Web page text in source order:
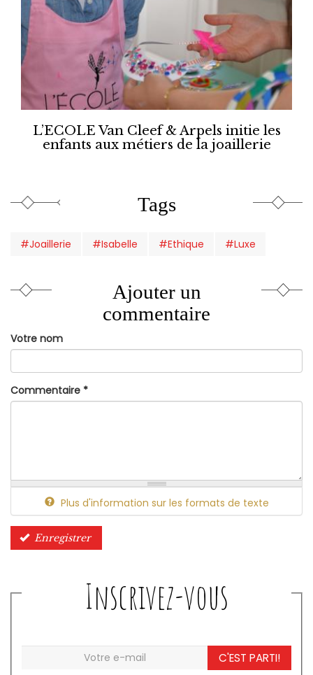
L’ECOLE Van Cleef & Arpels initie les
enfants aux métiers de la joaillerie
Tags
#Joaillerie #Isabelle #Ethique #Luxe
Ajouter un
commentaire
Votre nom
Commentaire *
Plus d'information sur les formats de texte
Enregistrer
Inscrivez-vous
C'EST PARTI!